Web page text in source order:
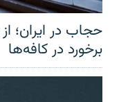
حجاب در ایران؛
برخورد در کافه‌ها